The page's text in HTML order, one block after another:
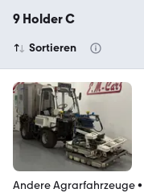
9 Holder C
Sortieren
Andere Agrarfahrzeuge•